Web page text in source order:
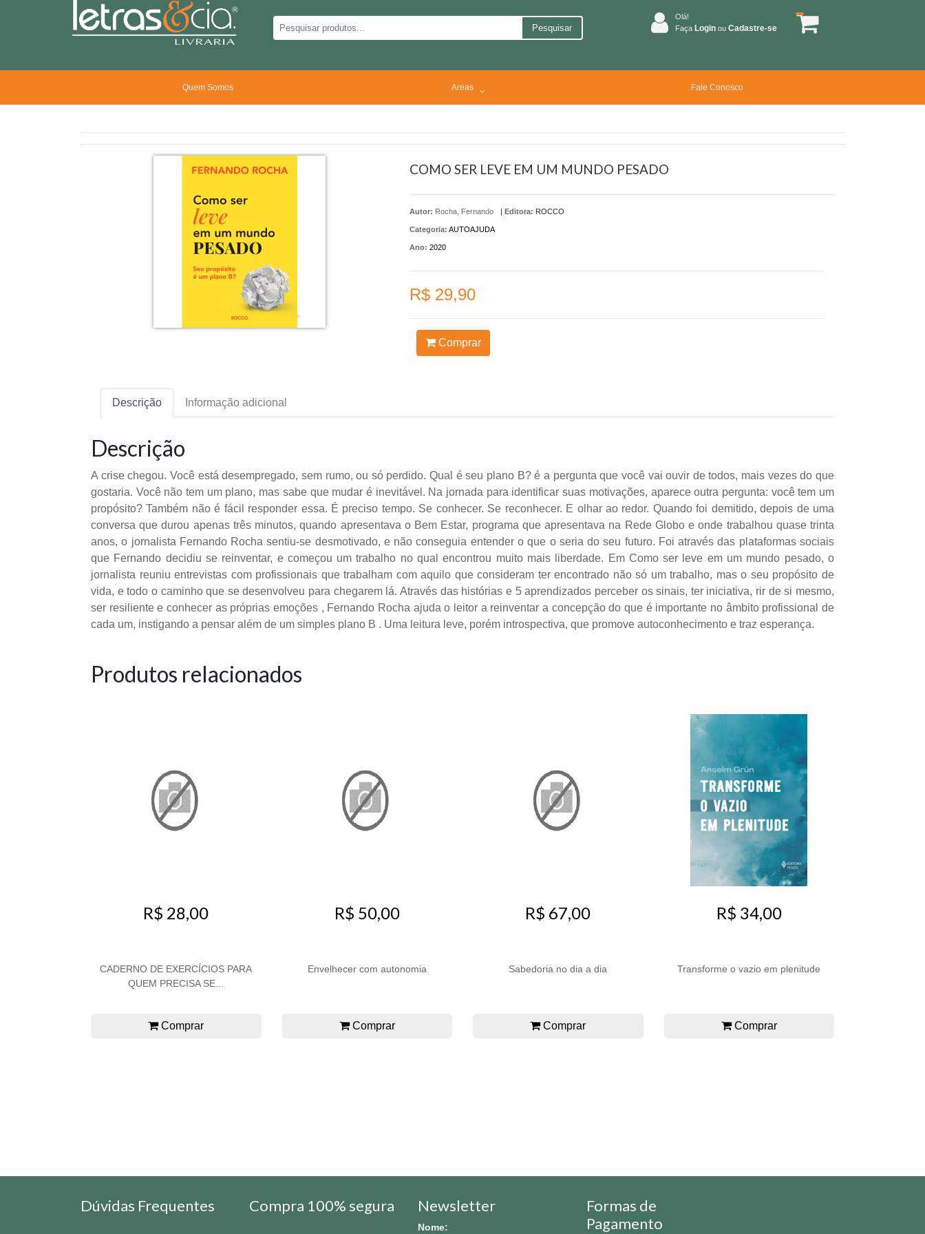
Pesquisar
Olá!
Faça Login ou Cadastre-se
Quem Somos Areas Fale Conosco
COMO SER LEVE EM UM MUNDO PESADO
Autor: Rocha, Fernando | Editora: ROCCO
Categoria: AUTOAJUDA
Ano: 2020
R$ 29,90
Comprar
Descrição Informação adicional
Descrição
A crise chegou. Você está desempregado, sem rumo, ou só perdido. Qual é seu plano B? é a pergunta que você vai ouvir de todos, mais vezes do que
gostaria. Você não tem um plano, mas sabe que mudar é inevitável. Na jornada para identificar suas motivações, aparece outra pergunta: você tem um
propósito? Também não é fácil responder essa. É preciso tempo. Se conhecer. Se reconhecer. E olhar ao redor. Quando foi demitido, depois de uma
conversa que durou apenas três minutos, quando apresentava o Bem Estar, programa que apresentava na Rede Globo e onde trabalhou quase trinta
anos, o jornalista Fernando Rocha sentiu-se desmotivado, e não conseguia entender o que o seria do seu futuro. Foi através das plataformas sociais
que Fernando decidiu se reinventar, e começou um trabalho no qual encontrou muito mais liberdade. Em Como ser leve em um mundo pesado, o
jornalista reuniu entrevistas com profissionais que trabalham com aquilo que consideram ter encontrado não só um trabalho, mas o seu propósito de
vida, e todo o caminho que se desenvolveu para chegarem lá. Através das histórias e 5 aprendizados perceber os sinais, ter iniciativa, rir de si mesmo,
ser resiliente e conhecer as próprias emoções , Fernando Rocha ajuda o leitor a reinventar a concepção do que é importante no âmbito profissional de
cada um, instigando a pensar além de um simples plano B . Uma leitura leve, porém introspectiva, que promove autoconhecimento e traz esperança.
Produtos relacionados
R$ 28,00
CADERNO DE EXERCÍCIOS PARA
QUEM PRECISA SE...
Comprar
R$ 50,00
Envelhecer com autonomia
Comprar
R$ 67,00
Sabedoria no dia a dia
Comprar
R$ 34,00
Transforme o vazio em plenitude
Comprar
Dúvidas Frequentes Compra 100% segura Newsletter
Nome:
Formas de
Pagamento